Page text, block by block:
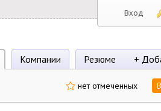
Вход
Компании Резюме +
нет отмеченных